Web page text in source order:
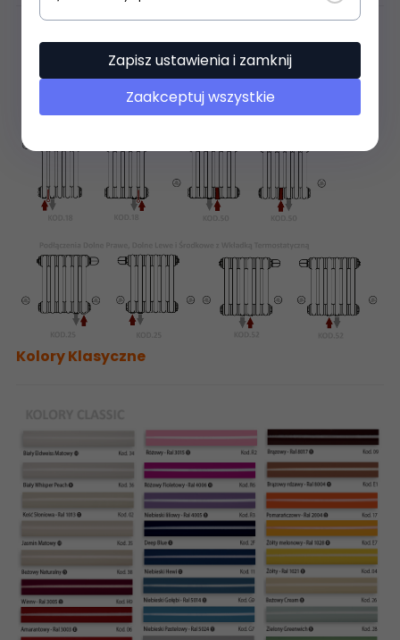
Kolory Klasyczne
Zapisz ustawienia i zamknij
Zaakceptuj wszystkie